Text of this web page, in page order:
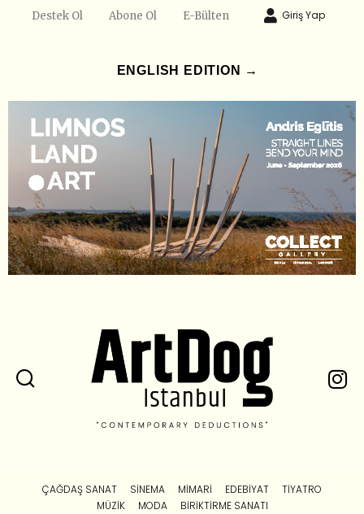
Destek Ol Abone Ol E-Bülten Giriş Yap
ENGLISH EDITION →
ÇAĞDAŞ SANAT SINEMA MIMARI EDEBIYAT
TIYATRO
MÜZIK
MODA
BIRIKTIRME SANATI